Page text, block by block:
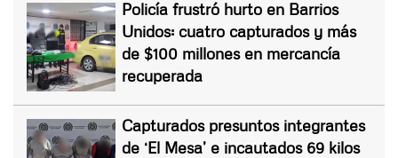
Policía frustró hurto en Barrios
Unidos: cuatro capturados y más
de $100 millones en mercancía
recuperada
Capturados presuntos integrantes
de ‘El Mesa’ e incautados 69 kilos